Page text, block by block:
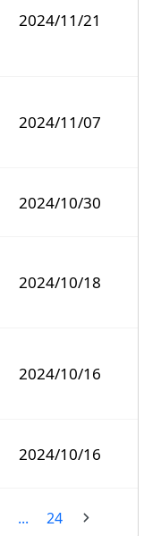
2024/11/21
2024/11/07
2024/10/30
2024/10/18
2024/10/16
2024/10/16
... 24